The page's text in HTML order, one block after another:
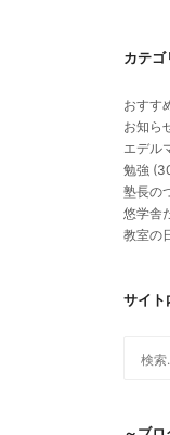
カテゴ
おすす
お知ら
エデル
勉強
塾長の
悠学舎
教室の
サイト